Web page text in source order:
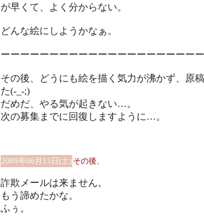
が早くて、よく分からない。
どんな絵にしようかなぁ。
ーーーーーーーーーーーーーーーーーーーー
その後、どうにも絵を描く気力が沸かず、原
た(-_-;)
だめだ、やる気が起きない…。
次の募集までに回復しますように…。
2009年06月13日(土) その後、
詐欺メールは来ません。
もう諦めたかな。
ふぅ。